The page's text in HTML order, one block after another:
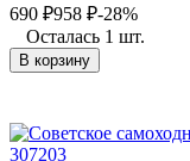
690 ₽958 ₽-28%
Осталась 1 шт.
В корзину